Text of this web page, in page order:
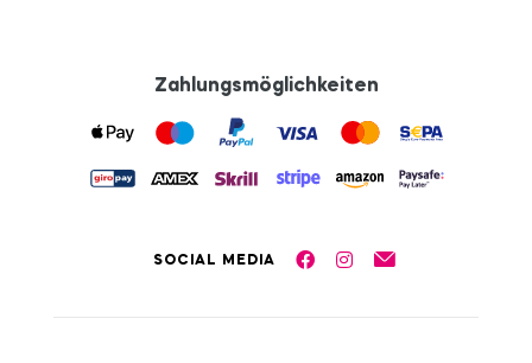
Zahlungsmöglichkeiten
SOCIAL MEDIA